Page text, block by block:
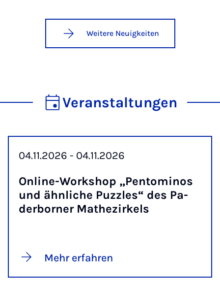
Weitere Neuigkeiten
Veranstaltungen
04.11.2026 - 04.11.2026
On­line-Work­shop „Pentomi­nos
und ähn­li­che Puzz­les“ des Pa­
der­bor­ner Ma­the­zir­kels
Mehr erfahren